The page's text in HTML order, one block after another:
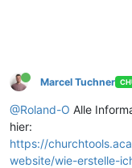
Marcel Tuchner
@Roland-O Alle
hier:
https://
website/wie-erstelle-